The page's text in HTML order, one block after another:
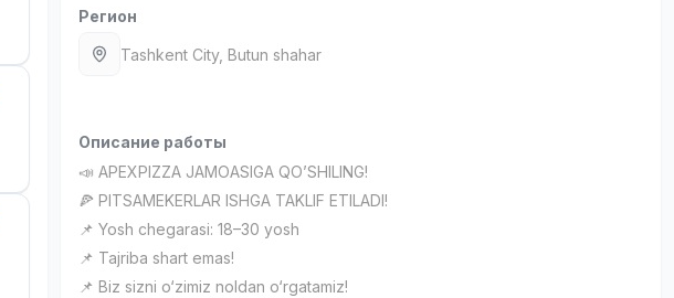
Регион
Tashkent City, Butun shahar
Описание работы
📣 APEXPIZZA JAMOASIGA QO’SHILING!
🍕 PITSAMEKERLAR ISHGA TAKLIF ETILADI!
📌 Yosh chegarasi: 18–30 yosh
📌 Tajriba shart emas!
📌 Biz sizni o‘zimiz noldan o‘rgatamiz!